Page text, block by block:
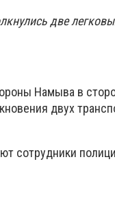
две
Намыва в
двух
сотрудники